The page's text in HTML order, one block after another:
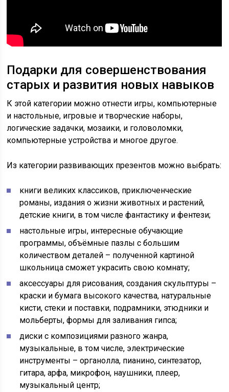
Подарки для совершенствования
старых и развития новых навыков
К этой категории можно отнести игры, компьютерные
и настольные, игровые и творческие наборы,
логические задачки, мозаики, и головоломки,
компьютерные устройства и многое другое.
Из категории развивающих презентов можно выбрать:
книги великих классиков, приключенческие
романы, издания о жизни животных и растений,
детские книги, в том числе фантастику и фентези;
настольные игры, интересные обучающие
программы, объёмные пазлы с большим
количеством деталей – полученной картиной
школьница сможет украсить свою комнату;
аксессуары для рисования, создания скульптуры –
краски и бумага высокого качества, натуральные
кисти, стеки и поставки, подрамники, этюдники и
мольберты, формы для заливания гипса;
диски с композициями разного жанра,
музыкальные, в том числе, электрические
инструменты – органолла, пианино, синтезатор,
гитара, арфа, микрофон, наушники, плеер,
музыкальный центр;